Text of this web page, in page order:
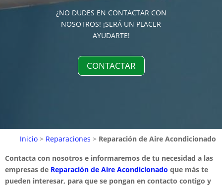
¿NO DUDES EN CONTACTAR CON
NOSOTROS! ¡SERÁ UN PLACER
AYUDARTE!
CONTACTAR
Inicio > Reparaciones > Reparación de Aire Acondicionado
Contacta con nosotros e informaremos de tu necesidad a las
empresas de Reparación de Aire Acondicionado que más te
pueden interesar, para que se pongan en contacto contigo y